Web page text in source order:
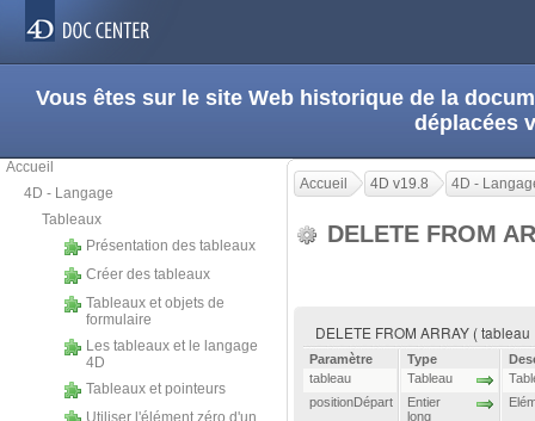
Vous êtes sur le site Web historique de la
déplacées
Accueil
4D - Langage
Tableaux
Présentation des tableaux
Créer des tableaux
Tableaux et objets de
formulaire
Les tableaux et le langage
4D
Tableaux et pointeurs
Utiliser l'élément zéro d'un
Accueil 4D v19.8 4D -
DELETE FROM
DELETE FROM ARRAY (
Paramètre Type
tableau
Tableau
positionDépart
Entier
long